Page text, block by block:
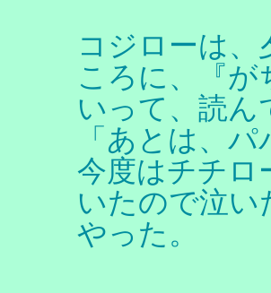
コジローは
ころに、『
いって、読ん
「あとは、
今度はチチロ
いたので泣い
やった。